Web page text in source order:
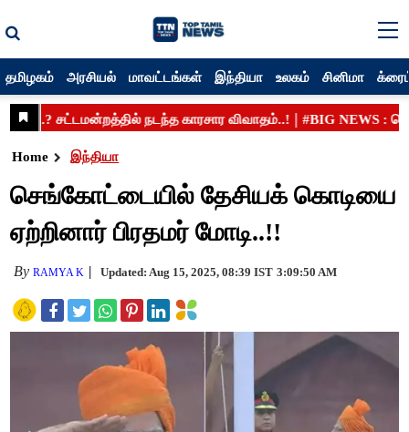
தமிழகம் அரசியல் மாவட்டங்கள் இந்தியா உலகம் சினிமா
Home இந்தியா
செங்கோட்டையில் தேசியக் கொடியை
ஏற்றினார் பிரதமர் மோடி..!!
ByRAMYA K Updated: Aug 15, 2025, 08:39 IST 3:09:50 AM